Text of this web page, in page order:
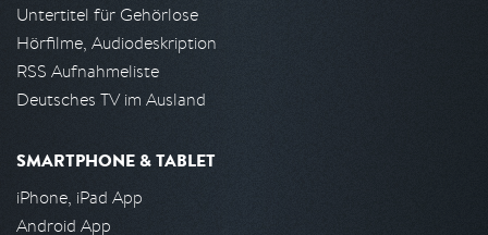
Untertitel für Gehörlose
Hörfilme, Audiodeskription
RSS Aufnahmeliste
Deutsches TV im Ausland
SMARTPHONE & TABLET
iPhone, iPad App
Android App